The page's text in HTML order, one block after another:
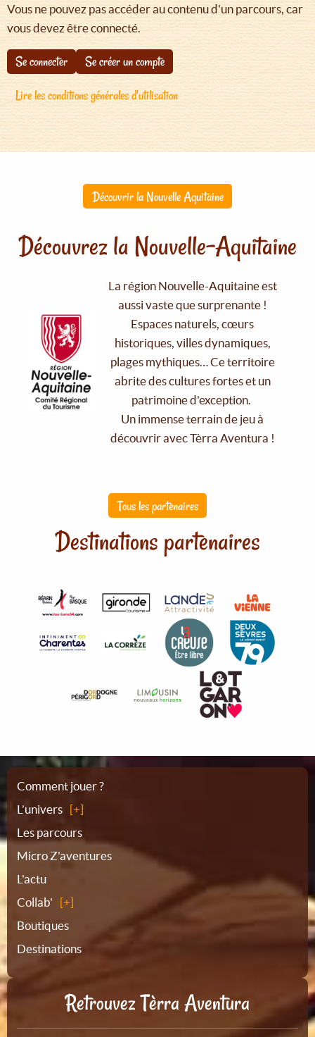
Vous ne pouvez pas accéder au contenu d'un parcours, car
vous devez être connecté.
Se connecter
Se créer un compte
Lire les conditions générales d'utilisation
Découvrir la Nouvelle Aquitaine
Découvrez la Nouvelle-Aquitaine
La région Nouvelle-Aquitaine est
aussi vaste que surprenante !
Espaces naturels, cœurs
historiques, villes dynamiques,
plages mythiques… Ce territoire
abrite des cultures fortes et un
patrimoine d'exception.
Un immense terrain de jeu à
découvrir avec Tèrra Aventura !
Tous les partenaires
Destinations partenaires
Plan
du
site
Comment jouer ?
L’univers
Les parcours
Micro Z'aventures
L'actu
Collab'
Boutiques
Destinations
Retrouvez Tèrra Aventura